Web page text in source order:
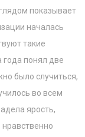
показывает
началась
такие
года понял две
было случиться,
во всем
ярость,